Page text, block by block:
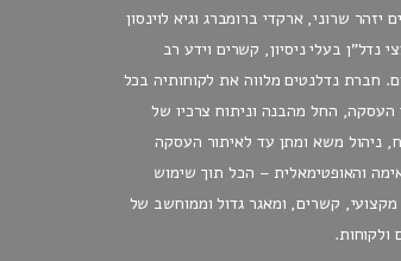
יזהר שרוני, ארקדי ברומברג וגיא לוינסון
נדל"ן בעלי ניסיון, קשרים וידע רב
חברת נדלנטים מלווה את לקוחותיה בכל
העסקה, החל מהבנה וניתוח צרכיו של
ניהול משא ומתן עד לאיתור העסקה
והאופטימאלית – הכל תוך שימוש
מקצועי, קשרים, ומאגר גדול וממוחשב של
ולקוחות.